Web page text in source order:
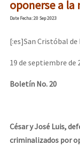
oponerse a
DateFecha: 20 Sep 2023
[:es]San Cristóbal de
19 de septiembre de
Boletín No. 20
César y José Luis,
criminalizados por